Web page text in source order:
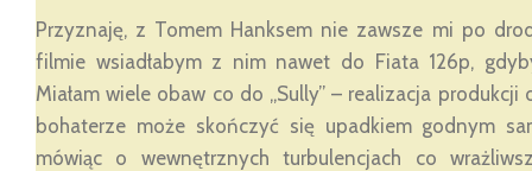
Przyznaję, z Tomem Hanksem nie zawsze mi po
filmie wsiadłabym z nim nawet do Fiata 126p,
Miałam wiele obaw co do „Sully” – realizacja produkcji
bohaterze może skończyć się upadkiem godnym
mówiąc o wewnętrznych turbulencjach co